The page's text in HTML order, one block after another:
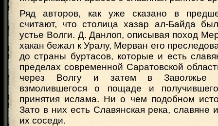
Ряд авторов, как уже сказано в
считают, что столица хазар ал-Байда
устье Волги. Д. Данлоп, описывая поход
хакан бежал к Уралу, Мерван его
до страны буртасов, которые и есть
пределах современной Саратовской
через Волгу и затем в Заволжье
взмолившегося о пощаде и
принятия ислама. Ни о чем подобном
Зато в них есть Славянская река, славяне
их соседи.